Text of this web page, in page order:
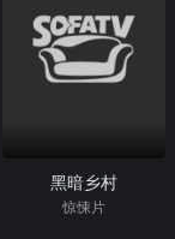
黑暗乡村
惊悚片